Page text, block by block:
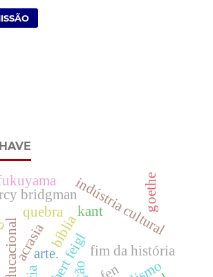
kant
bíblia
acrasia
indústria cultural
bridgman
fim da história
arte.
goethe
quebra